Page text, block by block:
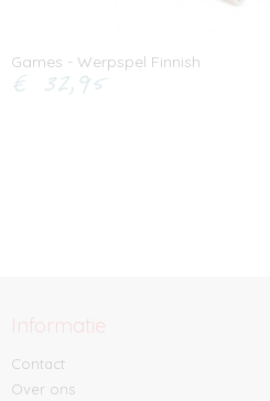
Games - Werpspel Finnish
€ 32,95
Informatie
Contact
Over ons